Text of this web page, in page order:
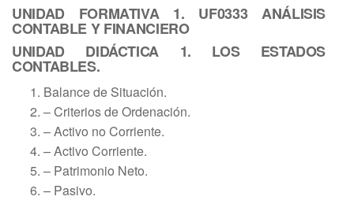
UNIDAD FORMATIVA 1. UF0333 ANÁLISIS
CONTABLE Y FINANCIERO
UNIDAD DIDÁCTICA 1. LOS ESTADOS
CONTABLES.
Balance de Situación.
– Criterios de Ordenación.
– Activo no Corriente.
– Activo Corriente.
– Patrimonio Neto.
– Pasivo.